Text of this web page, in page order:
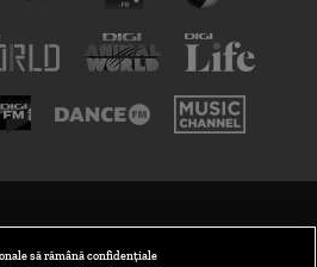
să rămână confidențiale